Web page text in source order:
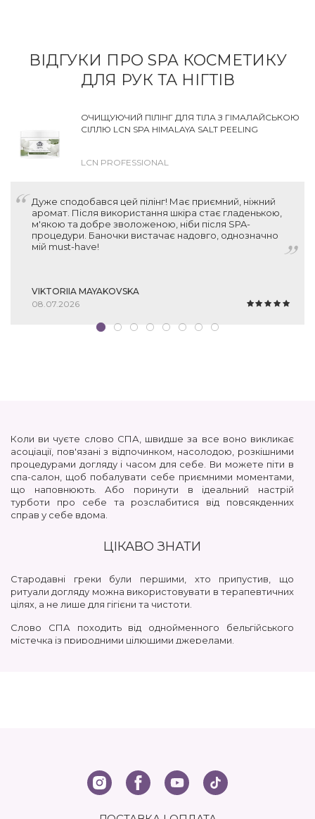
ВІДГУКИ ПРО SPA КОСМЕТИКУ
ДЛЯ РУК ТА НІГТІВ
ОЧИЩУЮЧИЙ ПІЛІНГ ДЛЯ ТІЛА З ГІМАЛАЙСЬКОЮ
СІЛЛЮ LCN SPA HIMALAYA SALT PEELING
LCN PROFESSIONAL
Дуже сподобався цей пілінг! Має приємний, ніжний
аромат. Після використання шкіра стає гладенькою,
м'якою та добре зволоженою, ніби після SPA-
процедури. Баночки вистачає надовго, однозначно
мій must-have!
VIKTORIIA MAYAKOVSKA
08.07.2026
Коли ви чуєте слово СПА, швидше за все воно викликає
асоціації, пов'язані з відпочинком, насолодою, розкішними
процедурами догляду і часом для себе. Ви можете піти в
спа-салон, щоб побалувати себе приємними моментами,
що наповнюють. Або поринути в ідеальний настрій
турботи про себе та розслабитися від повсякденних
справ у себе вдома.
ЦІКАВО ЗНАТИ
Стародавні греки були першими, хто припустив, що
ритуали догляду можна використовувати в терапевтичних
цілях, а не лише для гігієни та чистоти.
Слово СПА походить від однойменного бельгійського
містечка із природними цілющими джерелами.
ексклюзивних SPA-ритуалів.